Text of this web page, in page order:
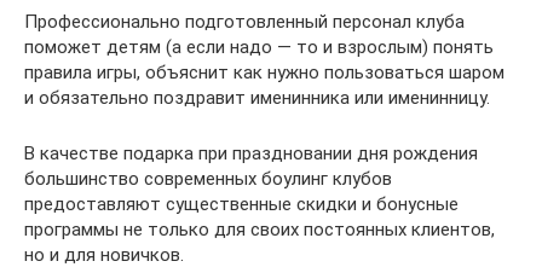
Профессионально подготовленный персонал клуба
поможет детям (а если надо — то и взрослым) понять
правила игры, объяснит как нужно пользоваться шаром
и обязательно поздравит именинника или именинницу.
В качестве подарка при праздновании дня рождения
большинство современных боулинг клубов
предоставляют существенные скидки и бонусные
программы не только для своих постоянных клиентов,
но и для новичков.